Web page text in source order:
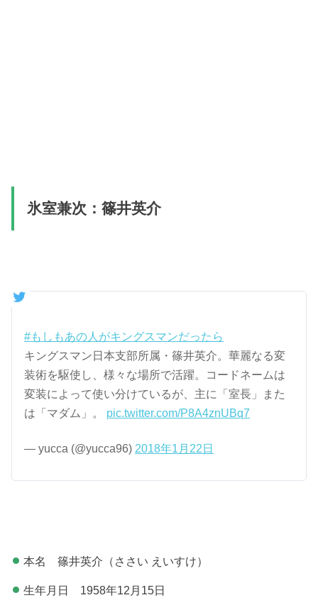
氷室兼次：篠井英介
#もしもあの人がキングスマンだったら
キングスマン日本支部所属・篠井英介。華麗なる変
装術を駆使し、様々な場所で活躍。コードネームは
変装によって使い分けているが、主に「室長」また
は「マダム」。 pic.twitter.com/P8A4znUBq7
— yucca (@yucca96) 2018年1月22日
本名 篠井英介（ささい えいすけ）
生年月日 1958年12月15日